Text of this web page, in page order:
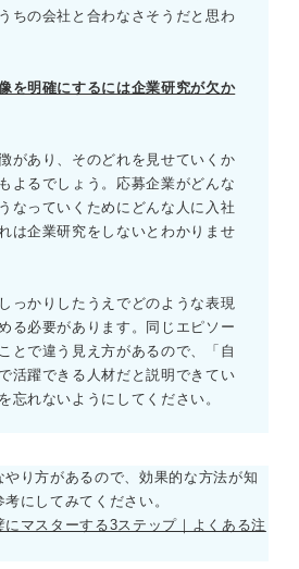
ちの会社と合わなさそうだと思わ
を明確にするには企業研究が欠か
があり、そのどれを見せていくか
よるでしょう。応募企業がどんな
なっていくためにどんな人に入社
は企業研究をしないとわかりませ
っかりしたうえでどのような表現
る必要があります。同じエピソー
とで違う見え方があるので、「自
活躍できる人材だと説明できてい
忘れないようにしてください。
り方があるので、効果的な方法が知
にしてみてください。
マスターする3ステップ｜よくある注